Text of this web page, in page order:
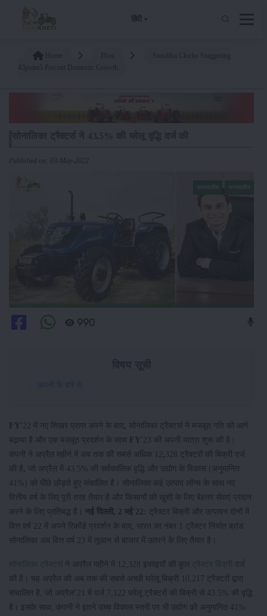
हिंदी
Published on: 03-May-2022
990
कंपनी के बारे में:
FY' 22 में नए शिखर प्राप्त करने के बाद
सोनालिका ट्रैक्टर्स ने मजबूत गति को आगे
बढ़ाया है और एक मजबूत प्रदर्शन के साथ FY'
23 की अपनी यात्रा शुरू की है।
कंपनी ने अप्रैल महीने में अब तक की सबसे अधिक 12
328 ट्रैक्टरों की बिक्री दर्ज
की है
जो अप्रैल में 43.5% की सर्वकालिक वृद्धि और उद्योग के विकास (अनुमानित
41%) को पीछे छोड़ते हुए संचालित है। सोनालिका कई उत्पाद लॉन्च के साथ नए
वित्तीय वर्ष के लिए पूरी तरह तैयार है और किसानों की खुशी के लिए बेहतर सेवाएं प्रदान
करने के लिए प्रतिबद्ध है। नई दिल्ली, 2 मई'22: ट्रैक्टर बिक्री और उत्पादन दोनों में
वित्त वर्ष 22 में अपने रिकॉर्ड प्रदर्शन के बाद, भारत का नंबर 1 ट्रैक्टर निर्यात ब्रांड
सोनालिका अब वित्त वर्ष 23 में तूफान से बाजार में उतरने के लिए तैयार है।
सोनालिका ट्रैक्टर्स ने अप्रैल महीने में 12,328 इकाइयों की कुल ट्रैक्टर बिक्री
दर्ज
की है। यह अप्रैल की अब तक की सबसे अच्छी घरेलू बिक्री 10,217 ट्रैक्टरों द्वारा
संचालित है, जो अप्रैल’21 में दर्ज 7,122 घरेलू ट्रैक्टरों की बिक्री से 43.5% की वृद्धि
है। इसके साथ, कंपनी ने इतने उच्च विकास स्तरों पर भी उद्योग की अनुमानित 41%